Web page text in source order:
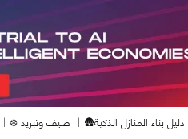
دليل بناء المنازل الذكية🛖 صيف وتبريد ❄️